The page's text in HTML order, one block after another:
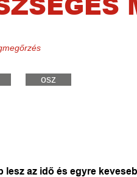
osz
az idő és egyre